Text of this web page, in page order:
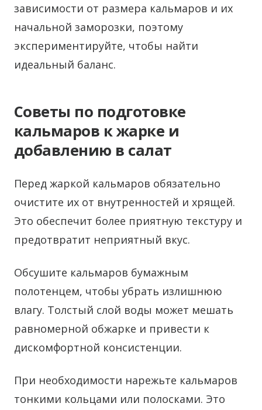
зависимости от размера кальмаров и их
начальной заморозки, поэтому
экспериментируйте, чтобы найти
идеальный баланс.
Советы по подготовке
кальмаров к жарке и
добавлению в салат
Перед жаркой кальмаров обязательно
очистите их от внутренностей и хрящей.
Это обеспечит более приятную текстуру и
предотвратит неприятный вкус.
Обсушите кальмаров бумажным
полотенцем, чтобы убрать излишнюю
влагу. Толстый слой воды может мешать
равномерной обжарке и привести к
дискомфортной консистенции.
При необходимости нарежьте кальмаров
тонкими кольцами или полосками. Это